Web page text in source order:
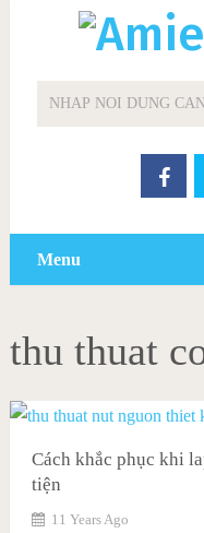
Menu
thu thuat
Cách khắc phục khi
tiện
11 Years Ago